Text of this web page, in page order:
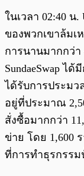
ในเวลา 02:40 น
ของพวกเขาล้มเ
การนานมากกว่า
SundaeSwap ไ
ได้รับการประมว
อยู่ที่ประมาณ
สั่งซื้อมากกว่า
ข่าย โดย 1,600
ที่การทำธุรกรรม